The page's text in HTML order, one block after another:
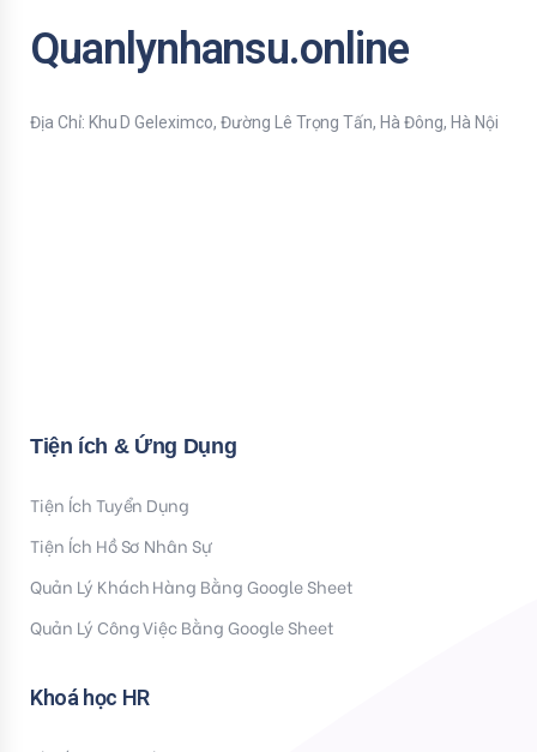
Quanlynhansu.online
Địa Chỉ: Khu D Geleximco, Đường Lê Trọng Tấn, Hà Đông, Hà Nội
Tiện ích & Ứng Dụng
Tiện Ích Tuyển Dụng
Tiện Ích Hồ Sơ Nhân Sự
Quản Lý Khách Hàng Bằng Google Sheet
Quản Lý Công Việc Bằng Google Sheet
Khoá học HR